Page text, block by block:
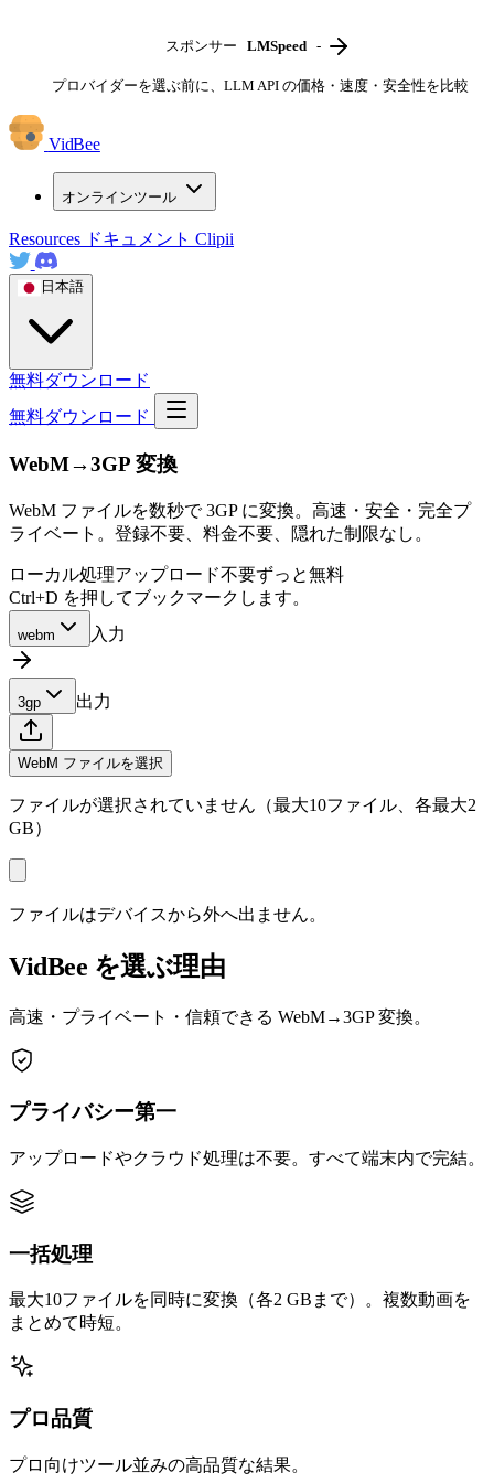
スポンサー LMSpeed -
プロバイダーを選ぶ前に、LLM API の価格・速度・安全性を比較
VidBee
オンラインツール
Resources ドキュメント Clipii
日本語
無料ダウンロード
無料ダウンロード
WebM→3GP 変換
WebM ファイルを数秒で 3GP に変換。高速・安全・完全プ
ライベート。登録不要、料金不要、隠れた制限なし。
ローカル処理アップロード不要ずっと無料
Ctrl+D を押してブックマークします。
webm 入力
3gp 出力
WebM ファイルを選択
ファイルが選択されていません（最大10ファイル、各最大2
GB）
ファイルはデバイスから外へ出ません。
VidBee を選ぶ理由
高速・プライベート・信頼できる WebM→3GP 変換。
プライバシー第一
アップロードやクラウド処理は不要。すべて端末内で完結。
一括処理
最大10ファイルを同時に変換（各2 GBまで）。複数動画を
まとめて時短。
プロ品質
プロ向けツール並みの高品質な結果。